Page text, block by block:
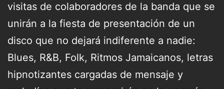
visitas de colaboradores de la banda que se
unirán a la fiesta de presentación de un
disco que no dejará indiferente a nadie:
Blues, R&B, Folk, Ritmos Jamaicanos, letras
hipnotizantes cargadas de mensaje y